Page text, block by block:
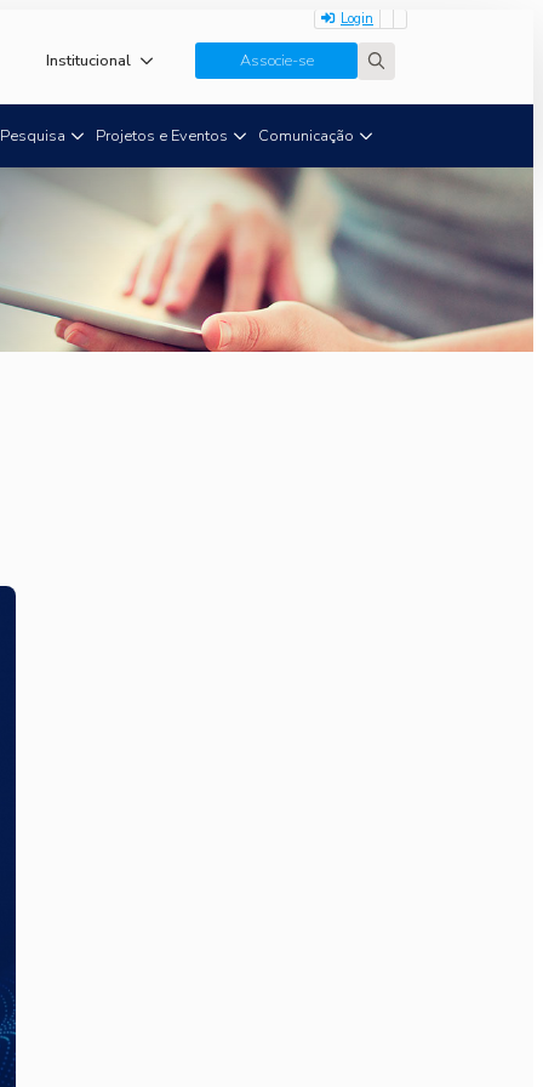
Login
Institucional Associe-se
Pesquisa Projetos e Eventos Comunicação